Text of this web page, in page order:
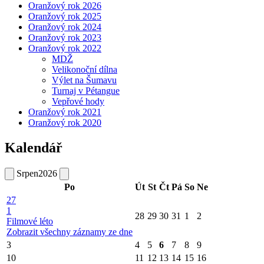
Oranžový rok 2026
Oranžový rok 2025
Oranžový rok 2024
Oranžový rok 2023
Oranžový rok 2022
MDŽ
Velikonoční dílna
Výlet na Šumavu
Turnaj v Pétangue
Vepřové hody
Oranžový rok 2021
Oranžový rok 2020
Kalendář
Srpen2026
Po
Út St Čt Pá So Ne
27
1
Filmové léto
Zobrazit všechny záznamy ze dne
28 29 30 31 1 2
3 4 5 6 7 8
9
10
11 12 13 14 15 16